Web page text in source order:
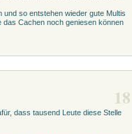
so entstehen wieder gute Multis
das Cachen noch geniesen können
18
dass tausend Leute diese Stelle